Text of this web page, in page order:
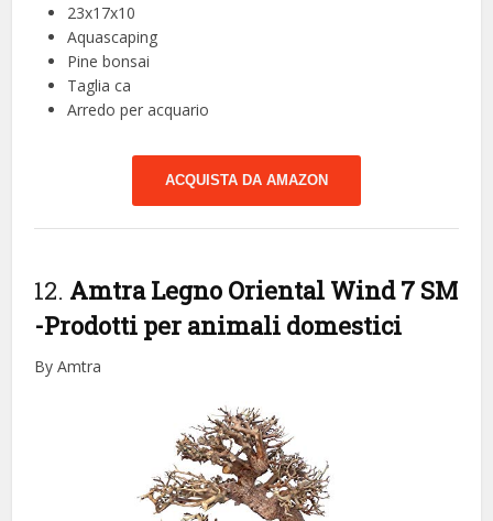
23x17x10
Aquascaping
Pine bonsai
Taglia ca
Arredo per acquario
ACQUISTA DA AMAZON
12. Amtra Legno Oriental Wind 7 SM
-Prodotti per animali domestici
By Amtra